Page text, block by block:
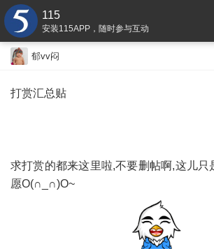
115
安装115APP，随时参与互动
郁vv闷
打赏汇总贴
求打赏的都来这里啦,不要删帖啊,这儿只
愿O(∩_∩)O~